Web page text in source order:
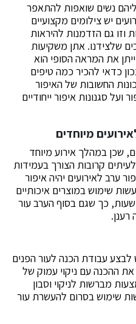
נשים שואפות להתאפר
יש צילומים מקצועיים
וזו גם הזדמנות להיראות
שלצידנו. אתן משקיעות
את המראה הסופי הוא
כדאי להכיר כמה טיפים
החשובות של האיפור
סגנונות איפור ייחודיים
מיוחדים
שכן במהלך אירוע מיוחד
קרובות הצורך בעמידות
ערב לאירועים יהיה איפור
שימוש במוצרים איכותיים
כך שגם בסוף הערב עור
רענן.
לבצע עבודת הכנה לעור הפנים
ההכנה עם ניקוי עמוק של
מברשות לניקוי וסבון
שימוש בסרום להעשרת עור